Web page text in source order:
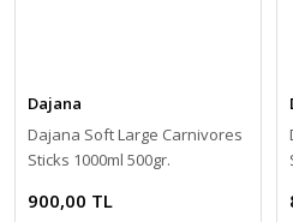
Dajana
Dajana Soft Large Carnivores
Sticks 1000ml 500gr.
900,00 TL